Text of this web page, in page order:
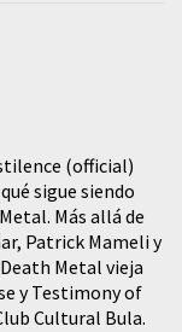
(official)
sigue siendo
Más allá de
Patrick Mameli y
Metal vieja
y Testimony of
Cultural Bula.